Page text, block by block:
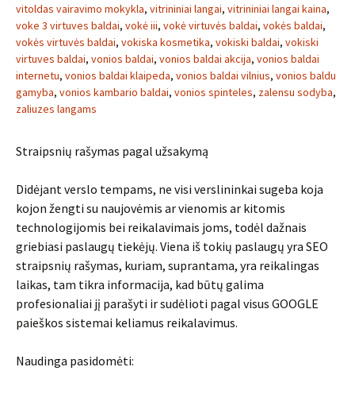
vitoldas vairavimo mokykla, vitrininiai langai, vitrininiai langai kaina,
voke 3 virtuves baldai, vokė iii, vokė virtuvės baldai, vokės baldai,
vokės virtuvės baldai, vokiska kosmetika, vokiski baldai, vokiski
virtuves baldai, vonios baldai, vonios baldai akcija, vonios baldai
internetu, vonios baldai klaipeda, vonios baldai vilnius, vonios baldu
gamyba, vonios kambario baldai, vonios spinteles, zalensu sodyba,
zaliuzes langams
Straipsnių rašymas pagal užsakymą
Didėjant verslo tempams, ne visi verslininkai sugeba koja
kojon žengti su naujovėmis ar vienomis ar kitomis
technologijomis bei reikalavimais joms, todėl dažnais
griebiasi paslaugų tiekėjų. Viena iš tokių paslaugų yra SEO
straipsnių rašymas, kuriam, suprantama, yra reikalingas
laikas, tam tikra informacija, kad būtų galima
profesionaliai jį parašyti ir sudėlioti pagal visus GOOGLE
paieškos sistemai keliamus reikalavimus.
Naudinga pasidomėti: